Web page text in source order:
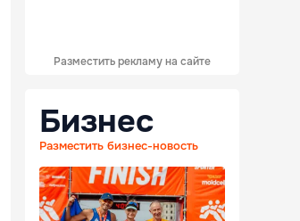
Разместить рекламу на сайте
Бизнес
Разместить бизнес-новость